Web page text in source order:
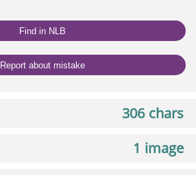
Find in NLB
Report about mistake
306 chars
1 image